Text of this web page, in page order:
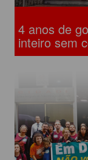
4 anos de
inteiro sem